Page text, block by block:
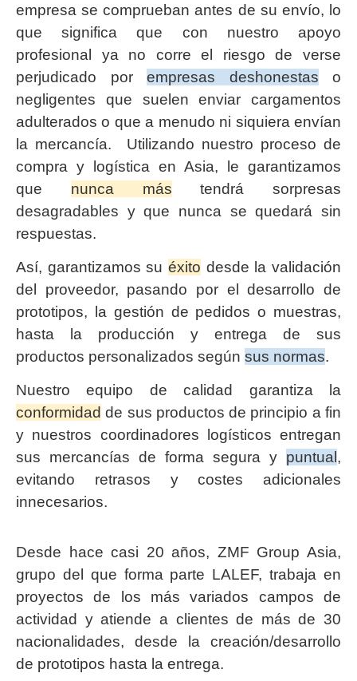
empresa se comprueban antes de su envío, lo
que significa que con nuestro apoyo
profesional ya no corre el riesgo de verse
perjudicado por empresas deshonestas o
negligentes que suelen enviar cargamentos
adulterados o que a menudo ni siquiera envían
la mercancía. Utilizando nuestro proceso de
compra y logística en Asia, le garantizamos
que nunca más tendrá sorpresas
desagradables y que nunca se quedará sin
respuestas.
Así, garantizamos su éxito desde la validación
del proveedor, pasando por el desarrollo de
prototipos, la gestión de pedidos o muestras,
hasta la producción y entrega de sus
productos personalizados según sus normas.
Nuestro equipo de calidad garantiza la
conformidad de sus productos de principio a fin
y nuestros coordinadores logísticos entregan
sus mercancías de forma segura y puntual ,
evitando retrasos y costes adicionales
innecesarios.
Desde hace casi 20 años, ZMF Group Asia,
grupo del que forma parte LALEF, trabaja en
proyectos de los más variados campos de
actividad y atiende a clientes de más de 30
nacionalidades, desde la creación/desarrollo
de prototipos hasta la entrega.